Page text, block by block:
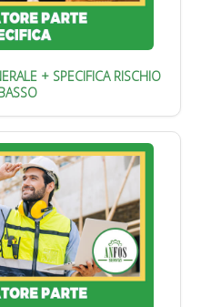
+ SPECIFICA RISCHIO